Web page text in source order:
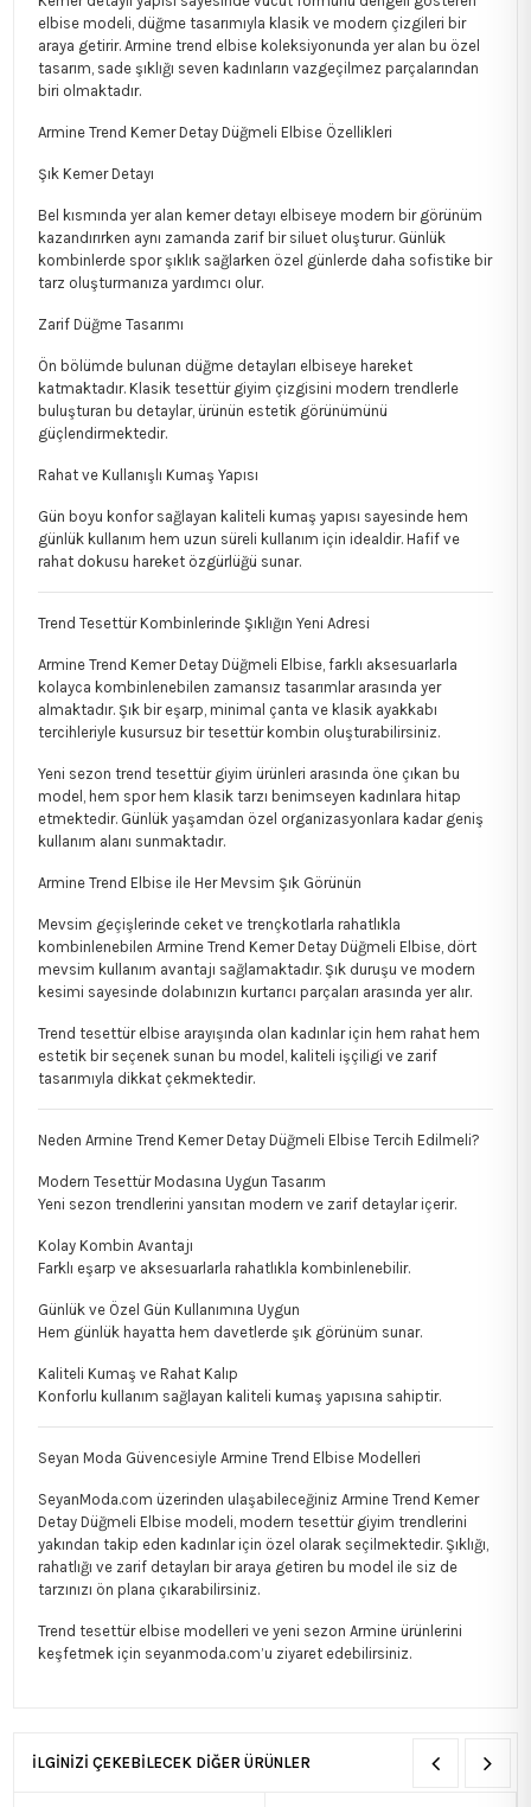
elbise modeli, düğme tasarımıyla klasik ve modern çizgileri bir
araya getirir. Armine trend elbise koleksiyonunda yer alan bu özel
tasarım, sade şıklığı seven kadınların vazgeçilmez parçalarından
biri olmaktadır.
Armine Trend Kemer Detay Düğmeli Elbise Özellikleri
Şık Kemer Detayı
Bel kısmında yer alan kemer detayı elbiseye modern bir görünüm
kazandırırken aynı zamanda zarif bir siluet oluşturur. Günlük
kombinlerde spor şıklık sağlarken özel günlerde daha sofistike bir
tarz oluşturmanıza yardımcı olur.
Zarif Düğme Tasarımı
Ön bölümde bulunan düğme detayları elbiseye hareket
katmaktadır. Klasik tesettür giyim çizgisini modern trendlerle
buluşturan bu detaylar, ürünün estetik görünümünü
güçlendirmektedir.
Rahat ve Kullanışlı Kumaş Yapısı
Gün boyu konfor sağlayan kaliteli kumaş yapısı sayesinde hem
günlük kullanım hem uzun süreli kullanım için idealdir. Hafif ve
rahat dokusu hareket özgürlüğü sunar.
Trend Tesettür Kombinlerinde Şıklığın Yeni Adresi
Armine Trend Kemer Detay Düğmeli Elbise, farklı aksesuarlarla
kolayca kombinlenebilen zamansız tasarımlar arasında yer
almaktadır. Şık bir eşarp, minimal çanta ve klasik ayakkabı
tercihleriyle kusursuz bir tesettür kombin oluşturabilirsiniz.
Yeni sezon trend tesettür giyim ürünleri arasında öne çıkan bu
model, hem spor hem klasik tarzı benimseyen kadınlara hitap
etmektedir. Günlük yaşamdan özel organizasyonlara kadar geniş
kullanım alanı sunmaktadır.
Armine Trend Elbise ile Her Mevsim Şık Görünün
Mevsim geçişlerinde ceket ve trençkotlarla rahatlıkla
kombinlenebilen Armine Trend Kemer Detay Düğmeli Elbise, dört
mevsim kullanım avantajı sağlamaktadır. Şık duruşu ve modern
kesimi sayesinde dolabınızın kurtarıcı parçaları arasında yer alır.
Trend tesettür elbise arayışında olan kadınlar için hem rahat hem
estetik bir seçenek sunan bu model, kaliteli işçiligi ve zarif
tasarımıyla dikkat çekmektedir.
Neden Armine Trend Kemer Detay Düğmeli Elbise Tercih Edilmeli?
Modern Tesettür Modasına Uygun Tasarım
Yeni sezon trendlerini yansıtan modern ve zarif detaylar içerir.
Kolay Kombin Avantajı
Farklı eşarp ve aksesuarlarla rahatlıkla kombinlenebilir.
Günlük ve Özel Gün Kullanımına Uygun
Hem günlük hayatta hem davetlerde şık görünüm sunar.
Kaliteli Kumaş ve Rahat Kalıp
Konforlu kullanım sağlayan kaliteli kumaş yapısına sahiptir.
Seyan Moda Güvencesiyle Armine Trend Elbise Modelleri
SeyanModa.com üzerinden ulaşabileceğiniz Armine Trend Kemer
Detay Düğmeli Elbise modeli, modern tesettür giyim trendlerini
yakından takip eden kadınlar için özel olarak seçilmektedir. Şıklığı,
rahatlığı ve zarif detayları bir araya getiren bu model ile siz de
tarzınızı ön plana çıkarabilirsiniz.
Trend tesettür elbise modelleri ve yeni sezon Armine ürünlerini
keşfetmek için seyanmoda.com’u ziyaret edebilirsiniz.
İLGİNİZİ ÇEKEBİLECEK DİĞER ÜRÜNLER